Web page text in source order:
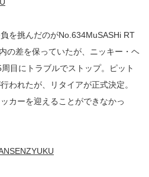
を挑んだのがNo.634MuSASHi RT
の差を保っていたが、ニッキー・ヘ
目にトラブルでストップ。ピット
われたが、リタイアが正式決定。
カーを迎えることができなかっ